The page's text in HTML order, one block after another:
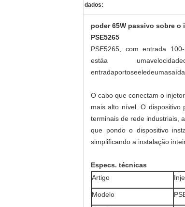
dados:
poder 65W passivo sobre
PSE5265
PSE5265, com entrada
estáa uma
O cabo que conectam o
mais alto nível. O dispositivo
terminais de rede industriais,
que pondo o dispositivo
simplificando a instalação
Especs. técnicas
Artigo
Modelo